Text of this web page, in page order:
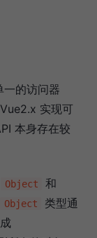
一的访问器
实现可
本身存在较
Object 和
Object
类型通